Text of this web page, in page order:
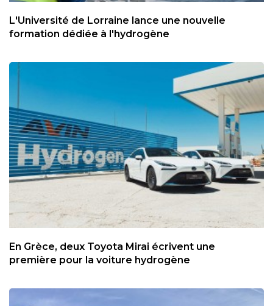
L'Université de Lorraine lance une nouvelle
formation dédiée à l'hydrogène
En Grèce, deux Toyota Mirai écrivent une
première pour la voiture hydrogène